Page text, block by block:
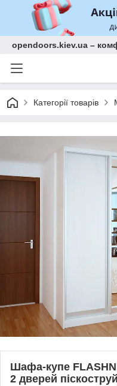
opendoors.kiev.ua –
Категорії товарів
Шафа-купе
2 дверей